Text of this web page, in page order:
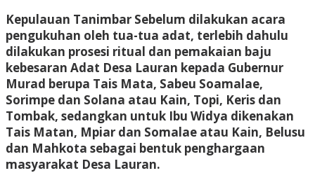
Kepulauan Tanimbar Sebelum dilakukan acara
pengukuhan oleh tua-tua adat, terlebih dahulu
dilakukan prosesi ritual dan pemakaian baju
kebesaran Adat Desa Lauran kepada Gubernur
Murad berupa Tais Mata, Sabeu Soamalae,
Sorimpe dan Solana atau Kain, Topi, Keris dan
Tombak, sedangkan untuk Ibu Widya dikenakan
Tais Matan, Mpiar dan Somalae atau Kain, Belusu
dan Mahkota sebagai bentuk penghargaan
masyarakat Desa Lauran.